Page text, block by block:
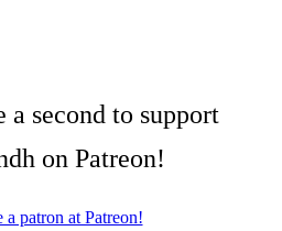
second to support
on Patreon!